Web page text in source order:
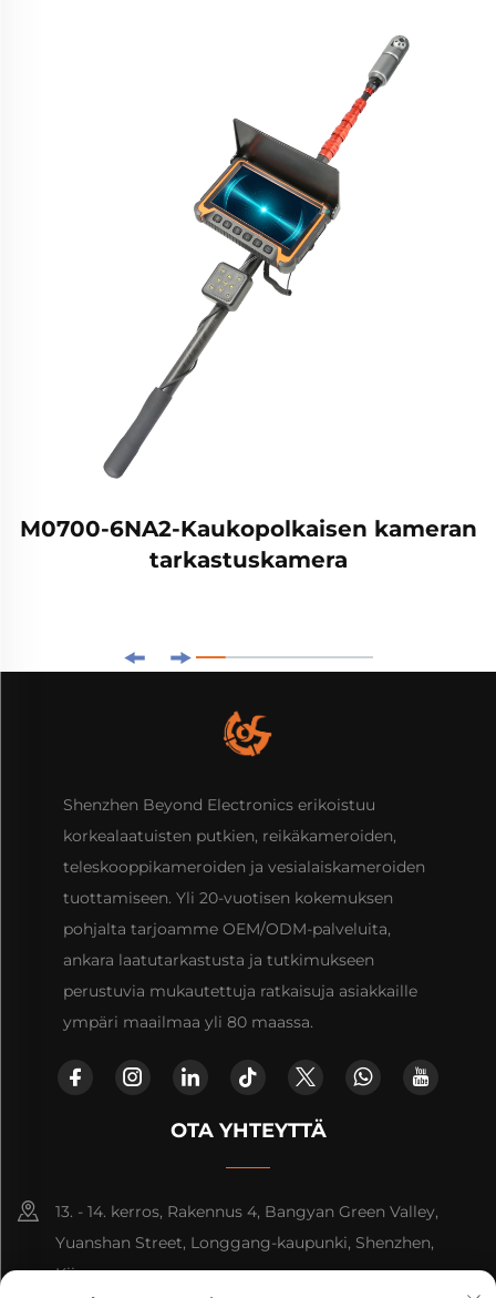
M0700-6NA2-Kaukopolkaisen kameran
tarkastuskamera
Shenzhen Beyond Electronics erikoistuu
korkealaatuisten putkien, reikäkameroiden,
teleskooppikameroiden ja vesialaiskameroiden
tuottamiseen. Yli 20-vuotisen kokemuksen
pohjalta tarjoamme OEM/ODM-palveluita,
ankara laatutarkastusta ja tutkimukseen
perustuvia mukautettuja ratkaisuja asiakkaille
ympäri maailmaa yli 80 maassa.
OTA YHTEYTTÄ
13. - 14. kerros, Rakennus 4, Bangyan Green Valley,
Yuanshan Street, Longgang-kaupunki, Shenzhen,
Kiina.